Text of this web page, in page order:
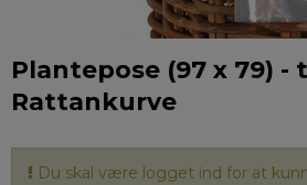
Plantepose (97 x 79) -
Rattankurve
Du skal være logget ind for at